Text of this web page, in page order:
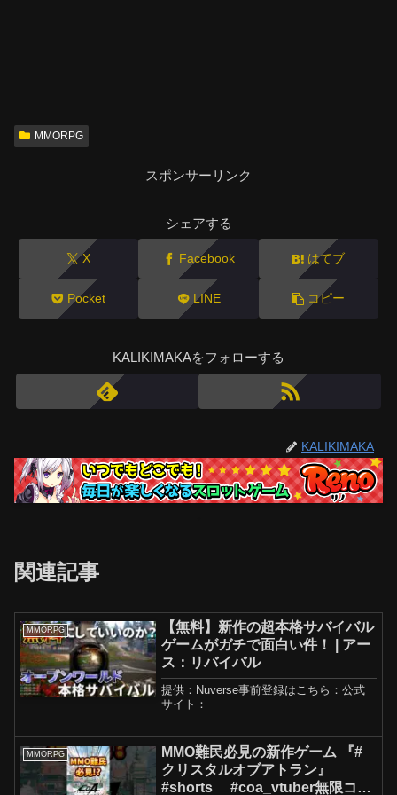
MMORPG
スポンサーリンク
シェアする
X Facebook はてブ
Pocket LINE コピー
KALIKIMAKAをフォローする
KALIKIMAKA
関連記事
MMORPG
【無料】新作の超本格サバイバル
ゲームがガチで面白い件！ | アー
ス：リバイバル
提供：Nuverse事前登録はこちら：公式
サイト：
MMORPG
MMO難民必見の新作ゲーム 『#
クリスタルオブアトラン』
#shorts #coa_vtuber無限コン